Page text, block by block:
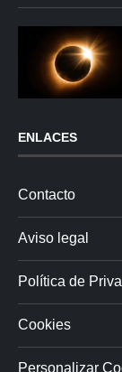
ENLACES
Contacto
Aviso legal
Política de
Cookies
Personalizar